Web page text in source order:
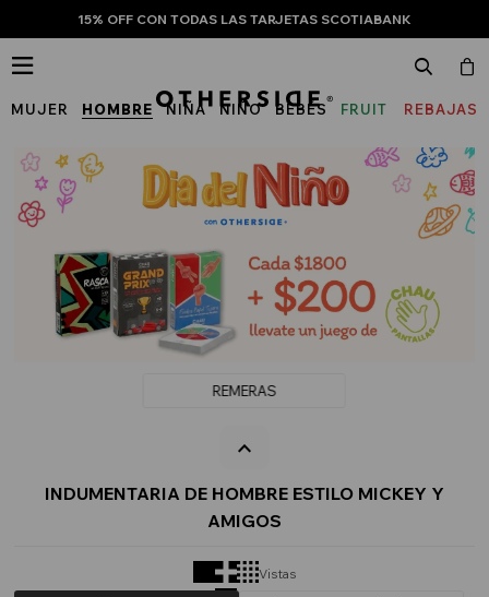
15% OFF CON TODAS LAS TARJETAS SCOTIABANK
MUJER HOMBRE NIÑA NIÑO BEBÉS
FRUIT
THE
LOOM
REBAJAS

REMERAS
INDUMENTARIA DE HOMBRE ESTILO MICKEY Y
AMIGOS
Vistas